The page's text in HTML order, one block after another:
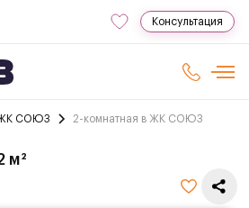
Консультация
ЖК СОЮЗ 2-комнатная в ЖК СОЮЗ
м²